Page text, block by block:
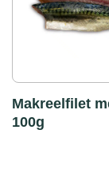
Makreelfilet
100g